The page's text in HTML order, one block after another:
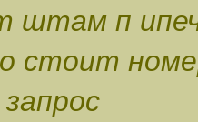
штам п
стоит